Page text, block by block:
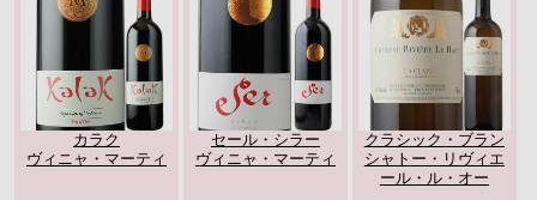
カラク
ヴィニャ・マーティ
セール・シラー
ヴィニャ・マーティ
クラシック・ブラン
シャトー・リヴィエ
ール・ル・オー